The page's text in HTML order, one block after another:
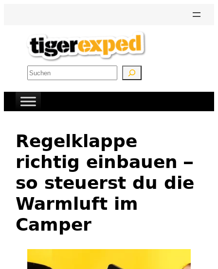
Suchen
Regelklappe
richtig einbauen –
so steuerst du die
Warmluft im
Camper